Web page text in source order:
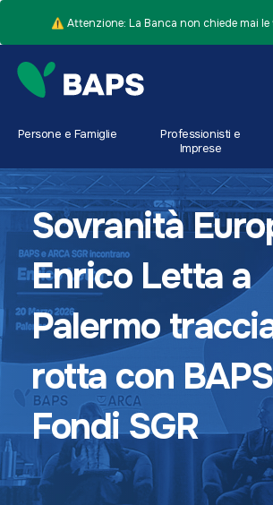
⚠️ Attenzione: La Banca non chiede mai le
Persone e Famiglie
Professionisti e
Imprese
Sovranità
Enrico Letta a
Palermo
rotta con
Fondi SGR